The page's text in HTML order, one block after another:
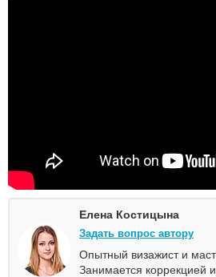
Елена Костицына
Задать вопрос автору
Опытный визажист и
Занимается коррекцией